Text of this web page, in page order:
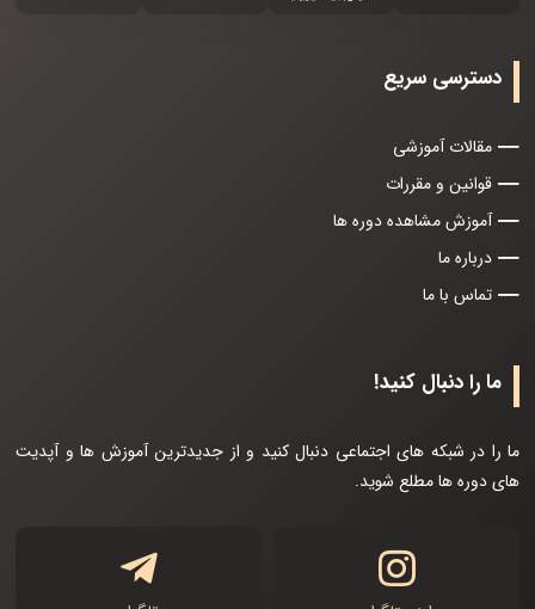
دسترسی سریع
مقالات آموزشی
قوانین و مقررات
آموزش مشاهده دوره ها
درباره ما
تماس با ما
ما را دنبال کنید!
ما را در شبکه های اجتماعی دنبال کنید و از جدیدترین آموزش ها و آپدیت
های دوره ها مطلع شوید.